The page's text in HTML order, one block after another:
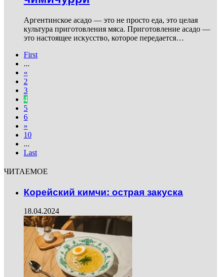
Аргентинское асадо — это не просто еда, это целая
культура приготовления мяса. Приготовление асадо —
это настоящее искусство, которое передается…
First
...
«
2
3
4
5
6
»
10
...
Last
ЧИТАЕМОЕ
Корейский кимчи: острая закуска
18.04.2024